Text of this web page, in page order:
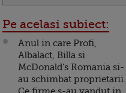
Pe acelasi subiect:
Anul in care Profi,
Albalact, Billa si
McDonald’s Romania si-
au schimbat proprietarii.